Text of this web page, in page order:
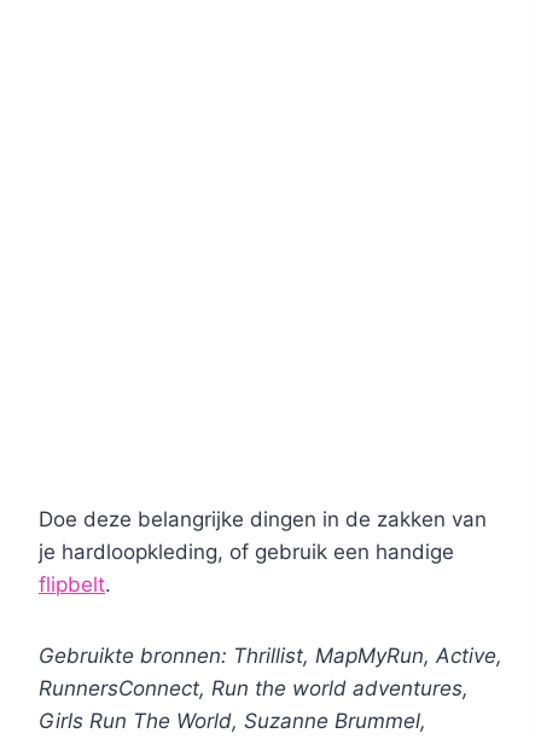
Doe deze belangrijke dingen in de zakken van
je hardloopkleding, of gebruik een handige
flipbelt.
Gebruikte bronnen: Thrillist, MapMyRun, Active,
RunnersConnect, Run the world adventures,
Girls Run The World, Suzanne Brummel,